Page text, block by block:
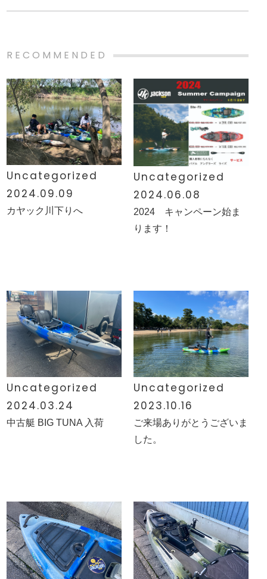
RECOMMENDED
Uncategorized
2024.09.09
カヤック川下りへ
Uncategorized
2024.06.08
2024 キャンペーン始ま
ります！
Uncategorized
2024.03.24
中古艇 BIG TUNA 入荷
Uncategorized
2023.10.16
ご来場ありがとうございま
した。